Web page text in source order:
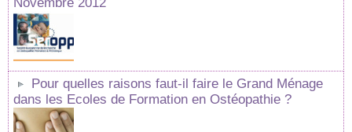
Pour quelles raisons faut-il faire le Grand Ménage
dans les Ecoles de Formation en Ostéopathie ?